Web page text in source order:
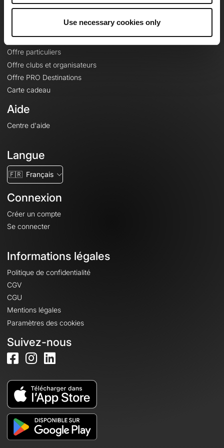
Use necessary cookies only
Offres
Fonds de cartes topographiques
Fonctionnalités
Offre particuliers
Offre clubs et organisateurs
Offre PRO Destinations
Carte cadeau
Aide
Centre d'aide
Langue
🇫🇷 Français
Connexion
Créer un compte
Se connecter
Informations légales
Politique de confidentialité
CGV
CGU
Mentions légales
Paramètres des cookies
Suivez-nous